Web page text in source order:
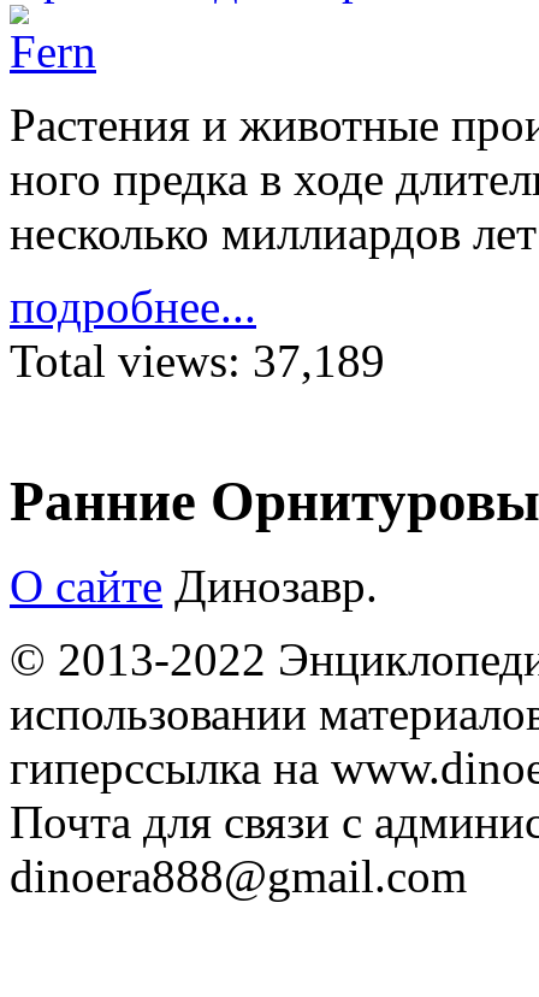
Расте­ния и жи­вотные
ного предка в ходе
не­сколько милли­ар­дов
подробнее...
Total views: 37,189
Ранние
О сайте Динозавр.
© 2013-2022
использовании
гиперссылка на
Почта для связи с
dinoera888@gmail.com